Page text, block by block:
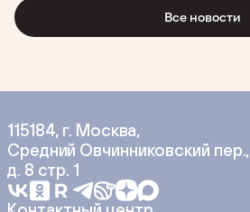
Все новости
115184, г. Москва,
Средний Овчинниковский пер.,
д. 8 стр. 1